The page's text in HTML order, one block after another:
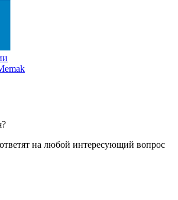
на любой интересующий вопрос